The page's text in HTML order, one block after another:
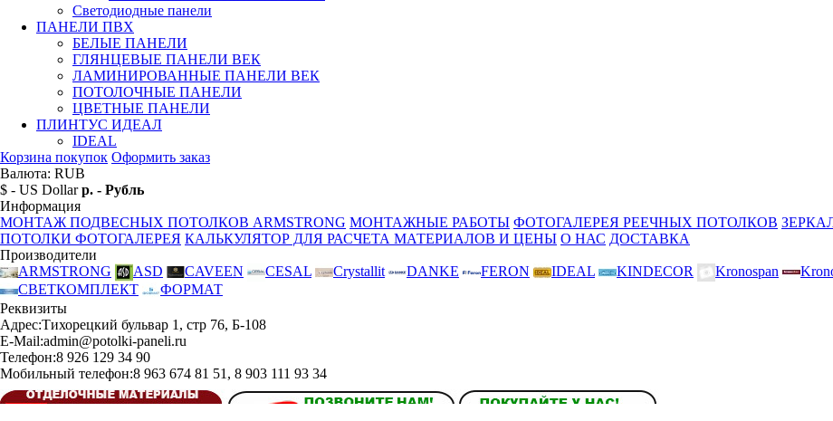
Светодиодные панели
ПАНЕЛИ ПВХ
БЕЛЫЕ ПАНЕЛИ
ГЛЯНЦЕВЫЕ ПАНЕЛИ ВЕК
ЛАМИНИРОВАННЫЕ ПАНЕЛИ ВЕК
ПОТОЛОЧНЫЕ ПАНЕЛИ
ЦВЕТНЫЕ ПАНЕЛИ
ПЛИНТУС ИДЕАЛ
IDEAL
Корзина покупок Оформить заказ
Валюта: RUB
$ - US Dollar р. - Рубль
Информация
МОНТАЖ ПОДВЕСНЫХ ПОТОЛКОВ ARMSTRONG МОНТАЖНЫЕ РАБОТЫ ФОТОГАЛЕРЕЯ РЕЕЧНЫХ ПОТОЛКОВ
ПОТОЛКИ ФОТОГАЛЕРЕЯ КАЛЬКУЛЯТОР ДЛЯ РАСЧЕТА МАТЕРИАЛОВ И ЦЕНЫ О НАС ДОСТАВКА
Производители
ARMSTRONG
ASD CAVEEN CESAL Crystallit DANKE FERON IDEAL KINDECOR Kronospan
СВЕТКОМПЛЕКТ
ФОРМАТ
Реквизиты
Адрес:Тихорецкий бульвар 1, стр 76, Б-108
E-Mail:admin@potolki-paneli.ru
Телефон:8 926 129 34 90
Мобильный телефон:8 963 674 81 51, 8 903 111 93 34